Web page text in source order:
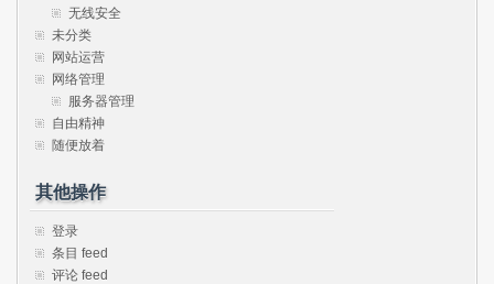
无线安全
未分类
网站运营
网络管理
服务器管理
自由精神
随便放着
其他操作
登录
条目 feed
评论 feed